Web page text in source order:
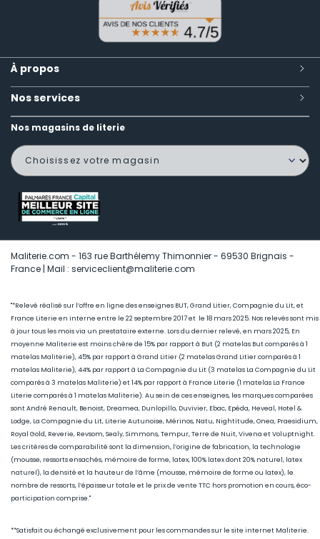
À propos
Nos services
Nos magasins de literie
Maliterie.com - 163 rue Barthélemy Thimonnier - 69530 Brignais -
France | Mail : serviceclient@maliterie.com
"*Relevé réalisé sur l’offre en ligne des enseignes BUT, Grand Litier, Compagnie du Lit, et
France Literie en interne entre le 22 septembre 2017 et le 18 mars 2025. Nos relevés sont mis
à jour tous les mois via un prestataire externe. Lors du dernier relevé, en mars 2025, En
moyenne Maliterie est moins chère de 15% par rapport à But (2 matelas But comparés à 1
matelas Maliterie), 45% par rapport à Grand Litier (2 matelas Grand Litier comparés à 1
matelas Maliterie), 44% par rapport à La Compagnie du Lit (3 matelas La Compagnie du Lit
comparés à 3 matelas Maliterie) et 14% par rapport à France Literie (1 matelas La France
Literie comparés à 1 matelas Maliterie). Au sein de ces enseignes, les marques comparées
sont André Renault, Benoist, Dreamea, Dunlopillo, Duvivier, Ebac, Epéda, Heveal, Hotel &
Lodge, La Compagnie du Lit, Literie Autunoise, Mérinos, Natu, Nightitude, Onea, Praesidium,
Royal Gold, Reverie, Revsom, Sealy, Simmons, Tempur, Terre de Nuit, Vivena et Voluptnight.
Les critères de comparabilité sont la dimension, l’origine de fabrication, la technologie
(mousse, ressorts ensachés, mémoire de forme, latex, 100% latex dont 20% naturel, latex
naturel), la densité et la hauteur de l’âme (mousse, mémoire de forme ou latex), le
nombre de ressorts, l’épaisseur totale et le prix de vente TTC hors promotion en cours, éco-
participation comprise."
**Satisfait ou échangé exclusivement pour les commandes sur le site internet Maliterie.